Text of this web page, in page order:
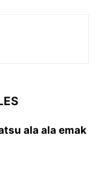
ala ala emak